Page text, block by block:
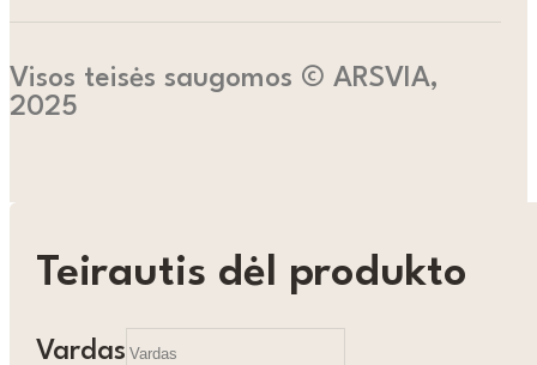
Visos teisės saugomos © ARSVIA,
2025
Teirautis dėl produkto
Vardas